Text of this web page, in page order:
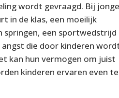
wordt gevraagd. Bij jonge
in de klas, een moeilijk
springen, een sportwedstrijd
die door kinderen
kan hun vermogen om juist
kinderen ervaren even te